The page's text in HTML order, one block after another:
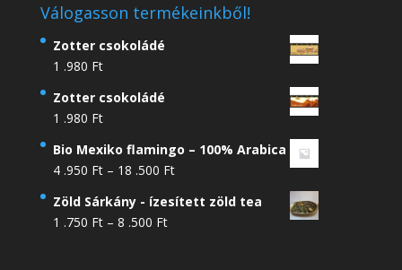
Válogasson termékeinkből!
Zotter csokoládé
1 .980 Ft
Zotter csokoládé
1 .980 Ft
Bio Mexiko flamingo – 100% Arabica
4 .950 Ft – 18 .500 FtÁrtartomány:
.950 Ft
Zöld Sárkány - ízesített zöld tea
1 .750 Ft – 8 .500 FtÁrtartomány: